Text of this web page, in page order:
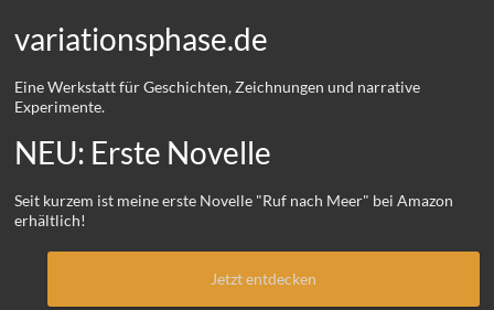
variationsphase.de
Eine Werkstatt für Geschichten, Zeichnungen und narrative
Experimente.
NEU: Erste Novelle
Seit kurzem ist meine erste Novelle "Ruf nach Meer" bei Amazon
erhältlich!
Jetzt entdecken